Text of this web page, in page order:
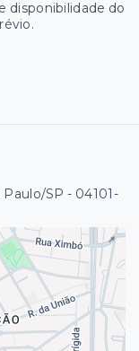
disponibilidade do
Paulo/SP - 04101-